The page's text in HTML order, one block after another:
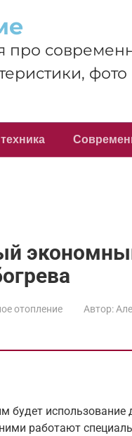
про
отопление Автор:
использование
работают